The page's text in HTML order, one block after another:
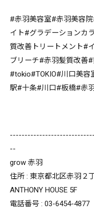
#赤羽美容室#赤羽美容
イト#グラデーションカ
質改善トリートメント#
ブリーチ#赤羽髪質改善
#tokio#TOKIO#川口美
駅#十条#川口#板橋#赤
--
grow 赤羽
住所 : 東京都北区赤羽２
ANTHONY HOUSE 5F
電話番号 : 03-6454-4877